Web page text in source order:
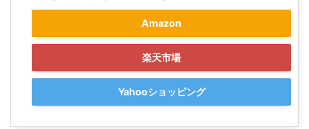
Amazon
楽天市場
Yahooショッピング